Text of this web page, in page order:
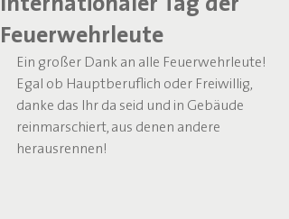
Internationaler Tag der
Feuerwehrleute
Ein großer Dank an alle Feuerwehrleute!
Egal ob Hauptberuflich oder Freiwillig,
danke das Ihr da seid und in Gebäude
reinmarschiert, aus denen andere
herausrennen!